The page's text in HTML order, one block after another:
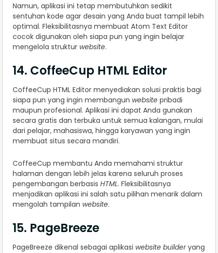
Namun, aplikasi ini tetap membutuhkan sedikit
sentuhan kode agar desain yang Anda buat tampil lebih
optimal. Fleksibilitasnya membuat Atom Text Editor
cocok digunakan oleh siapa pun yang ingin belajar
mengelola struktur website.
14. CoffeeCup HTML Editor
CoffeeCup HTML Editor menyediakan solusi praktis bagi
siapa pun yang ingin membangun website pribadi
maupun profesional. Aplikasi ini dapat Anda gunakan
secara gratis dan terbuka untuk semua kalangan, mulai
dari pelajar, mahasiswa, hingga karyawan yang ingin
membuat situs secara mandiri.
CoffeeCup membantu Anda memahami struktur
halaman dengan lebih jelas karena seluruh proses
pengembangan berbasis HTML. Fleksibilitasnya
menjadikan aplikasi ini salah satu pilihan menarik dalam
mengolah tampilan website.
15. PageBreeze
PageBreeze dikenal sebagai aplikasi website builderyang